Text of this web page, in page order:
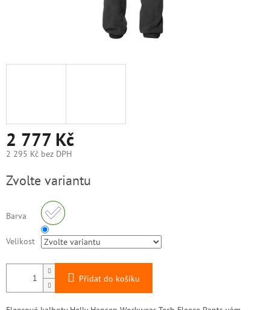
2 777 Kč
2 295 Kč bez DPH
cena:
Zvolte variantu
Barva
Velikost
Přidat do košíku